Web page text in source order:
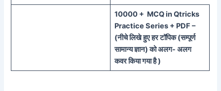
10000 + MCQ in Qtricks
Practice Series + PDF –
(नीचेलिखे हुएहर टॉपिक(सम्पूर्ण
सामान्य ज्ञान) कोअलग- अलग
कवर किया गया है )